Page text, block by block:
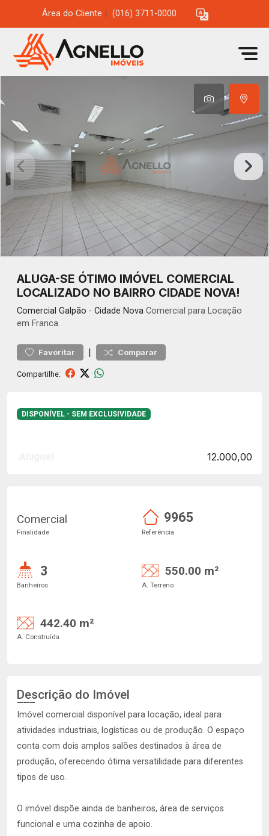
Área do Cliente (016) 3711-0000
ALUGA-SE ÓTIMO IMÓVEL COMERCIAL
LOCALIZADO NO BAIRRO CIDADE NOVA!
Comercial Galpão - Cidade Nova Comercial para Locação
em Franca
Favoritar | Comparar
Compartilhe:
DISPONÍVEL - SEM EXCLUSIVIDADE
12.000,00
Comercial
Finalidade
9965
Referência
3
Banheiros
550.00 m²
A. Terreno
442.40 m²
A. Construída
Descrição do Imóvel
Imóvel comercial disponível para locação, ideal para
atividades industriais, logísticas ou de produção. O espaço
conta com dois amplos salões destinados à área de
produção, oferecendo ótima versatilidade para diferentes
tipos de uso.
O imóvel dispõe ainda de banheiros, área de serviços
funcional e uma cozinha de apoio.